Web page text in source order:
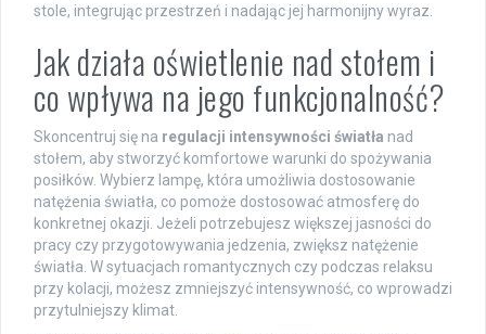
stole, integrując przestrzeń i nadając jej harmonijny wyraz.
Jak działa oświetlenie nad stołem i
co wpływa na jego funkcjonalność?
Skoncentruj się na regulacji intensywności światła nad
stołem, aby stworzyć komfortowe warunki do spożywania
posiłków. Wybierz lampę, która umożliwia dostosowanie
natężenia światła, co pomoże dostosować atmosferę do
konkretnej okazji. Jeżeli potrzebujesz większej jasności do
pracy czy przygotowywania jedzenia, zwiększ natężenie
światła. W sytuacjach romantycznych czy podczas relaksu
przy kolacji, możesz zmniejszyć intensywność, co wprowadzi
przytulniejszy klimat.